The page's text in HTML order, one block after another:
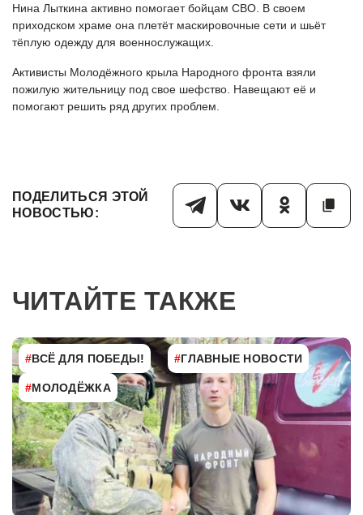
Нина Лыткина активно помогает бойцам СВО. В своем
приходском храме она плетёт маскировочные сети и шьёт
тёплую одежду для военнослужащих.
Активисты Молодёжного крыла Народного фронта взяли
пожилую жительницу под свое шефство. Навещают её и
помогают решить ряд других проблем.
ПОДЕЛИТЬСЯ ЭТОЙ
НОВОСТЬЮ:
ЧИТАЙТЕ ТАКЖЕ
#ВСЁ ДЛЯ ПОБЕДЫ! #ГЛАВНЫЕ НОВОСТИ
#МОЛОДЁЖКА